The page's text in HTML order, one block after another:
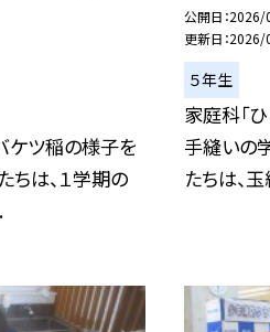
ケツ稲の様子を
ちは、１学期の
公開日 2026/
更新日 2026/
５年生
家庭科「
手縫いの
たちは、